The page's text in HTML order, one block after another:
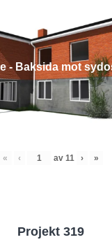
- Baksida mot
« ‹ av 11 › »
Projekt 319